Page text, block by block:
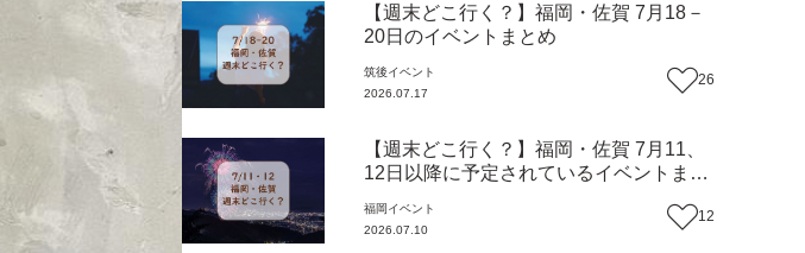
【週末どこ行く？】福岡・佐賀 7月18－
20日のイベントまとめ
筑後イベント
2026.07.17
26
【週末どこ行く？】福岡・佐賀 7月11、
12日以降に予定されているイベントまと
福岡 イベント
2026.07.10
12